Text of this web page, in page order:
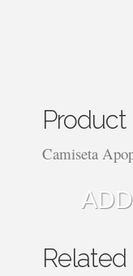
Camiseta